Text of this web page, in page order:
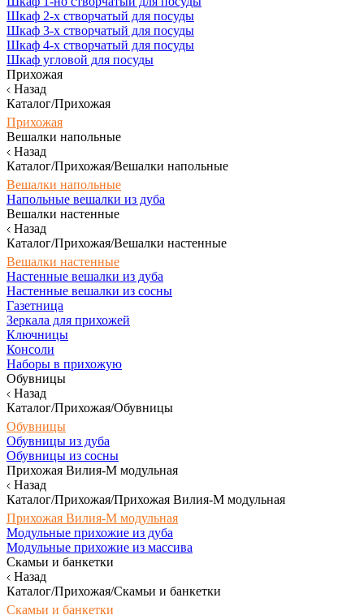
Шкаф 2-х створчатый для посуды
Шкаф 3-х створчатый для посуды
Шкаф 4-х створчатый для посуды
Шкаф угловой для посуды
Прихожая
Назад
Каталог/Прихожая
Прихожая
Вешалки напольные
Назад
Каталог/Прихожая/Вешалки напольные
Вешалки напольные
Напольные вешалки из дуба
Вешалки настенные
Назад
Каталог/Прихожая/Вешалки настенные
Вешалки настенные
Настенные вешалки из дуба
Настенные вешалки из сосны
Газетница
Зеркала для прихожей
Ключницы
Консоли
Наборы в прихожую
Обувницы
Назад
Каталог/Прихожая/Обувницы
Обувницы
Обувницы из дуба
Обувницы из сосны
Прихожая Вилия-М модульная
Назад
Каталог/Прихожая/Прихожая Вилия-М модульная
Прихожая Вилия-М модульная
Модульные прихожие из дуба
Модульные прихожие из массива
Скамьи и банкетки
Назад
Каталог/Прихожая/Скамьи и банкетки
Скамьи и банкетки